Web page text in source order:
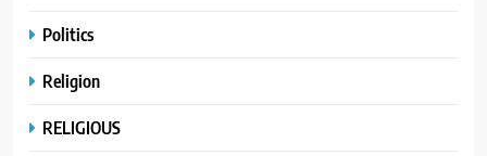
Politics
Religion
RELIGIOUS